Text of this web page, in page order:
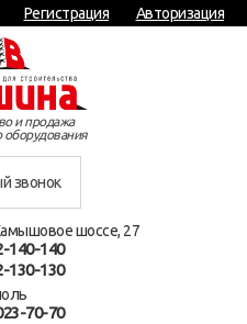
Регистрация Авторизация
и продажа
оборудования
звонок
шоссе, 27
140-140
130-130
70-70